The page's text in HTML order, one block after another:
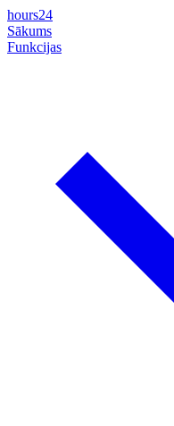
hours24
Sākums
Funkcijas